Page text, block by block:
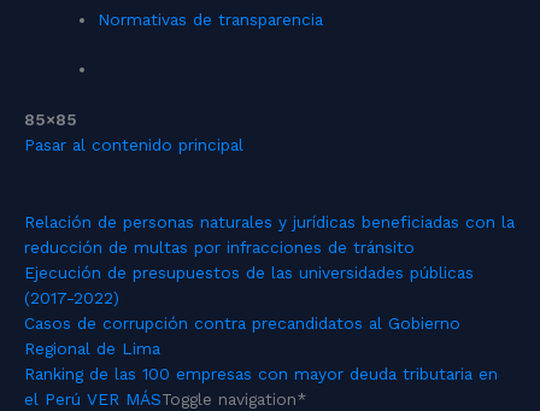
Normativas de transparencia
85×85
Pasar al contenido principal
Relación de personas naturales y jurídicas beneficiadas con la
reducción de multas por infracciones de tránsito
Ejecución de presupuestos de las universidades públicas
(2017-2022)
Casos de corrupción contra precandidatos al Gobierno
Regional de Lima
Ranking de las 100 empresas con mayor deuda tributaria en
el Perú VER MÁSToggle navigation*